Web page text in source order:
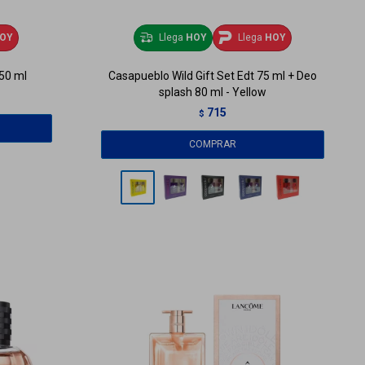
ml
Llega HOY Llega HOY
Casapueblo Wild Gift Set Edt 75 ml + Deo
splash 80 ml - Yellow
$ 715